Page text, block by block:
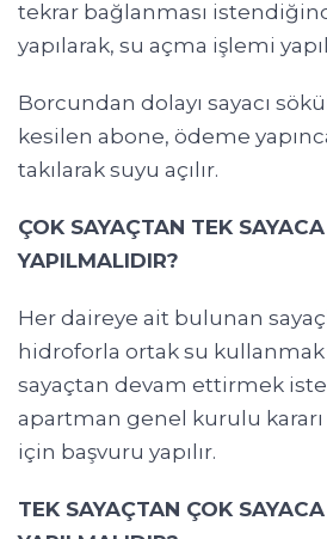
tekrar bağlanması
yapılarak, su açma işlemi
Borcundan dolayı sayacı
kesilen abone, ödeme
takılarak suyu açılır.
ÇOK SAYAÇTAN TEK
YAPILMALIDIR?
Her daireye ait bulunan
hidroforla ortak su
sayaçtan devam ettirmek
apartman genel kurulu
için başvuru yapılır.
TEK SAYAÇTAN ÇOK